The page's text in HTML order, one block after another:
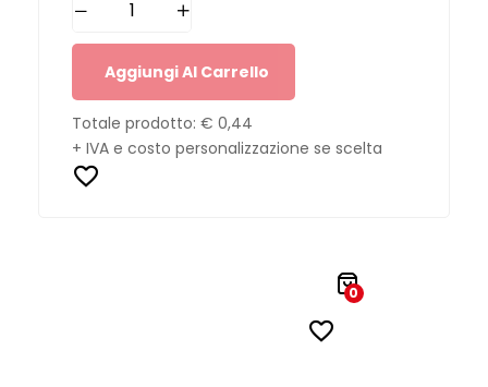
Aggiungi Al Carrello
Totale prodotto: € 0,44
+ IVA e costo personalizzazione se scelta
0